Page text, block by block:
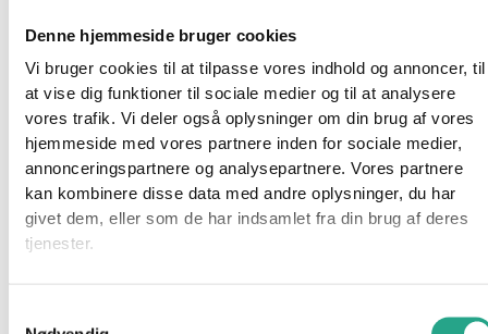
Denne hjemmeside bruger cookies
Vi bruger cookies til at tilpasse vores indhold og annoncer, til
at vise dig funktioner til sociale medier og til at analysere
vores trafik. Vi deler også oplysninger om din brug af vores
hjemmeside med vores partnere inden for sociale medier,
annonceringspartnere og analysepartnere. Vores partnere
kan kombinere disse data med andre oplysninger, du har
givet dem, eller som de har indsamlet fra din brug af deres
tjenester.
299,95kr.
Tilføj til kurv